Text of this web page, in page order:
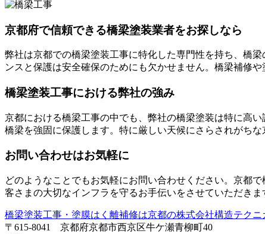
京都府で信頼できる橋梁塗装業者をお探しなら
弊社は京都での橋梁塗装工事に特化した専門性を持ち、橋
ンスと保護は安全確保のためにも欠かせません。橋梁補修
橋梁塗装工事における弊社の強み
京都における橋梁工事の中でも、弊社の橋梁塗装は特に高
橋梁を強固に保護します。特に厳しい天候にさらされがち
お問い合わせはお気軽に
どのようなことでもお気軽にお問い合わせください。京都
客さまの大切なインフラを守るお手伝いをさせていただきま
橋梁塗装工事・塗膜はく離補修は京都の株式会社構造テクニ
〒615-8041 京都府京都市西京区牛ケ瀬青柳町40